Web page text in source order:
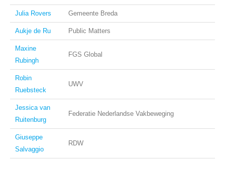
Julia Rovers Gemeente Breda
Aukje de Ru Public Matters
Maxine
Rubingh
FGS Global
Robin
Ruebsteck
UWV
Jessica van
Ruitenburg
Federatie Nederlandse Vakbeweging
Giuseppe
Salvaggio
RDW